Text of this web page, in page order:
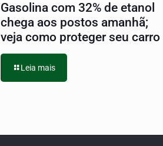
Gasolina com 32% de etanol
chega aos postos amanhã;
veja como proteger seu carro
Leia mais